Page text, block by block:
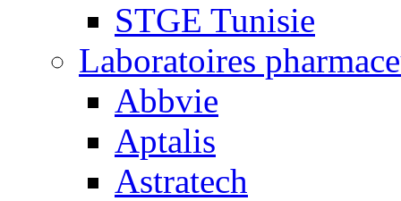
STGE Tunisie
Laboratoires
Abbvie
Aptalis
Astratech